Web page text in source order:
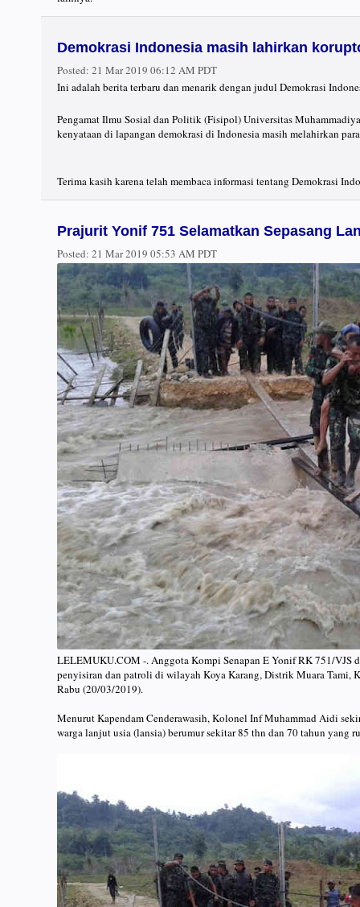
Demokrasi Indonesia masih lahirkan
Posted: 21 Mar 2019 06:12 AM PDT
Ini adalah berita terbaru dan menarik dengan judul Demokrasi
Pengamat Ilmu Sosial dan Politik (Fisipol) Universitas
kenyataan di lapangan demokrasi di Indonesia masih melahirkan
Terima kasih karena telah membaca informasi tentang Demokrasi
Prajurit Yonif 751 Selamatkan Sepasang
Posted: 21 Mar 2019 05:53 AM PDT
LELEMUKU.COM -. Anggota Kompi Senapan E Yonif RK 751/
penyisiran dan patroli di wilayah Koya Karang, Distrik Muara Tami,
Rabu (20/03/2019).
Menurut Kapendam Cenderawasih, Kolonel Inf Muhammad Aidi
warga lanjut usia (lansia) berumur sekitar 85 thn dan 70 tahun yang